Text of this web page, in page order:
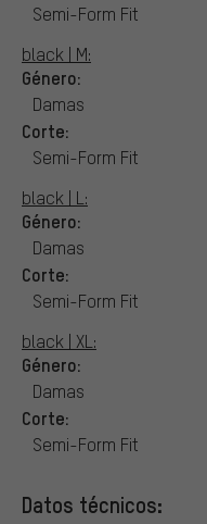
Semi-Form Fit
black | M:
Género:
Damas
Corte:
Semi-Form Fit
black | L:
Género:
Damas
Corte:
Semi-Form Fit
black | XL:
Género:
Damas
Corte:
Semi-Form Fit
Datos técnicos: